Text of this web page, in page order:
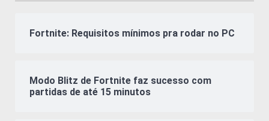
Fortnite: Requisitos mínimos pra rodar no PC
Modo Blitz de Fortnite faz sucesso com
partidas de até 15 minutos